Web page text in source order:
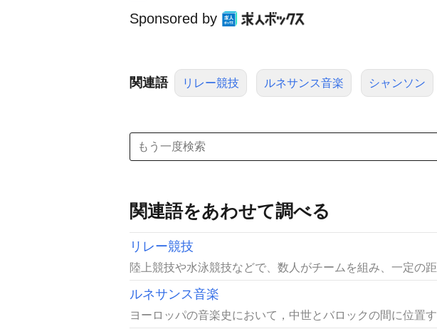
Sponsored by
関連語 リレー競技 ルネサンス音楽 シャンソン
関連語をあわせて調べる
リレー競技
陸上競技や水泳競技などで、数人がチームを組み、一定
ルネサンス音楽
ヨーロッパの音楽史において，中世とバロックの間に位置